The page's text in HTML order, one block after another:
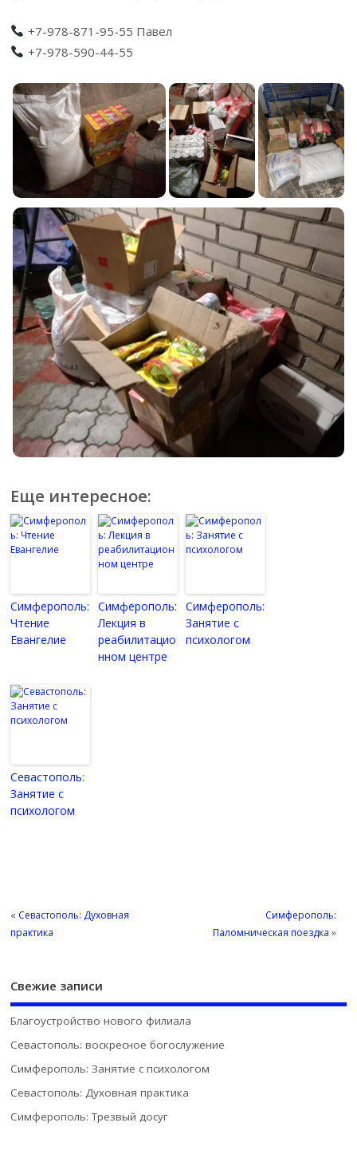
+7-978-871-95-55 Павел
+7-978-590-44-55
Еще интересное:
Симферополь:
Чтение
Евангелие
Симферополь:
Лекция в
реабилитацио
нном центре
Симферополь:
Занятие с
психологом
Севастополь:
Занятие с
психологом
« Севастополь: Духовная
практика
Симферополь:
Паломническая поездка »
Свежие записи
Благоустройство нового филиала
Севастополь: воскресное богослужение
Симферополь: Занятие с психологом
Севастополь: Духовная практика
Симферополь: Трезвый досуг